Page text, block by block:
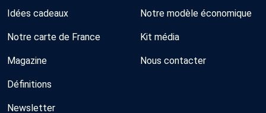
Idées cadeaux
Notre carte de France
Magazine
Définitions
Newsletter
Notre modèle économique
Kit média
Nous contacter